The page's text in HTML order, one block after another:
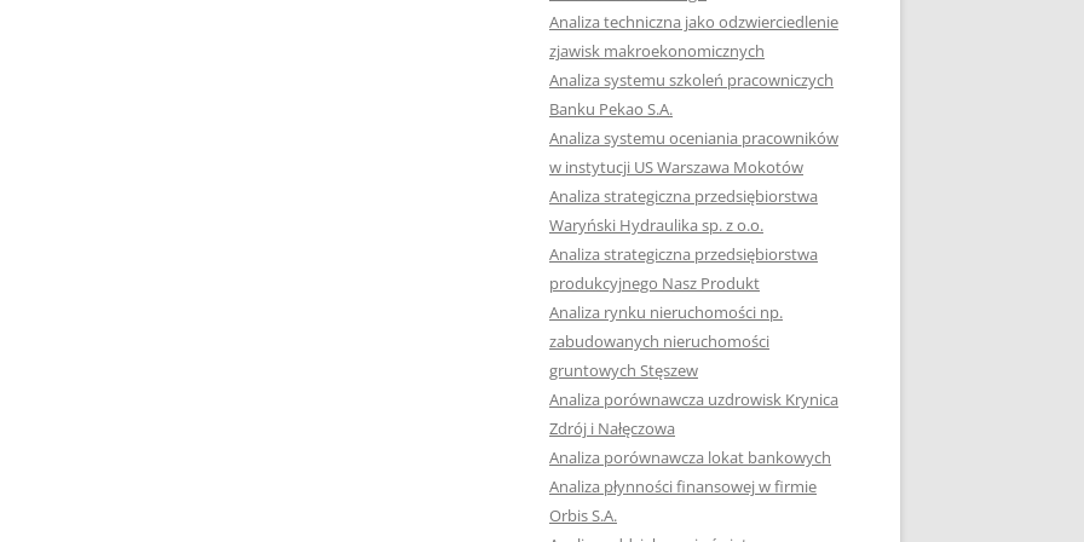
NAPISAĆ PRACĘ DYPLOMOWĄ
JAK PRZYGOTOWAĆ SIĘ DO
USTNEGO EGZAMINU
DYPLOMOWEGO?
HIPOTEZY W PRACACH
DYPLOMOWYCH
JAK PRZYGOTOWAĆ SIĘ DO
OBRONY PRACY DYPLOMOWEJ
Analiza techniczna jako odzwierciedlenie
zjawisk makroekonomicznych
Analiza systemu szkoleń pracowniczych
Banku Pekao S.A.
Analiza systemu oceniania pracowników
w instytucji US Warszawa Mokotów
Analiza strategiczna przedsiębiorstwa
Waryński Hydraulika sp. z o.o.
Analiza strategiczna przedsiębiorstwa
produkcyjnego Nasz Produkt
Analiza rynku nieruchomości np.
zabudowanych nieruchomości
gruntowych Stęszew
Analiza porównawcza uzdrowisk Krynica
Zdrój i Nałęczowa
Analiza porównawcza lokat bankowych
Analiza płynności finansowej w firmie
Orbis S.A.